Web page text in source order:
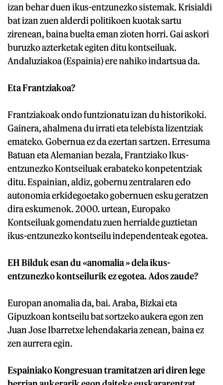
izan behar duen ikus-entzunezko sistemak. Krisialdi
bat izan zuen alderdi politikoen kuotak sartu
zirenean, baina buelta eman zioten horri. Gai askori
buruzko azterketak egiten ditu kontseiluak.
Andaluziakoa (Espainia) ere nahiko indartsua da.
Eta Frantziakoa?
Frantziakoak ondo funtzionatu izan du historikoki.
Gainera, ahalmena du irrati eta telebista lizentziak
emateko. Gobernua ez da ezertan sartzen. Erresuma
Batuan eta Alemanian bezala, Frantziako Ikus-
entzunezko Kontseiluak erabateko konpetentziak
ditu. Espainian, aldiz, gobernu zentralaren edo
autonomia erkidegoetako gobernuen esku geratzen
dira eskumenok. 2000. urtean, Europako
Kontseiluak gomendatu zuen herrialde guztietan
ikus-entzunezko kontseilu independenteak egotea.
EH Bilduk esan du «anomalia » dela ikus-
entzunezko kontseilurik ez egotea. Ados zaude?
Europan anomalia da, bai. Araba, Bizkai eta
Gipuzkoan kontseilu bat sortzeko aukera egon zen
Juan Jose Ibarretxe lehendakaria zenean, baina ez
zen aurrera egin.
Espainiako Kongresuan tramitatzen ari diren lege